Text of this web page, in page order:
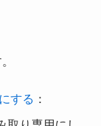
する ：